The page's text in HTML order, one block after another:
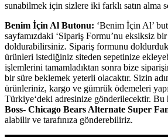
sunabilmek için sizlere iki farklı satın alma
Benim İçin Al Butonu: ‘Benim İçin Al’
sayfamızdaki ‘Sipariş Formu’nu eksiksiz
doldurabilirsiniz. Sipariş formunu
ürünleri istediğiniz siteden sepetinize
işlemlerini tamamladıktan sonra bize
bir süre beklemek yeterli olacaktır. Sizin
ürünleriniz, kargo ve gümrük ödemeleri
Türkiye‘deki adresinize gönderilecektir.
Boss- Chicago Bears Alternate Super
alabilir ve tarafınıza gönderebiliriz.